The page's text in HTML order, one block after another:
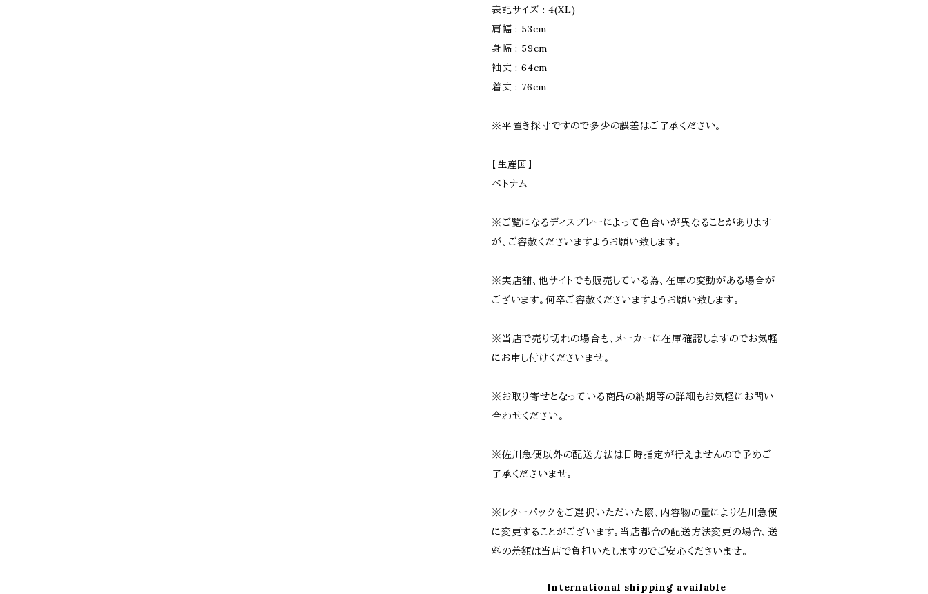
表記サイズ : 4(XL)
肩幅 : 53cm
身幅 : 59cm
袖丈 : 64cm
着丈 : 76cm
※平置き採寸ですので多少の誤差はご了承ください。
【生産国】
ベトナム
※ご覧になるディスプレーによって色合いが異なることがあります
が、ご容赦くださいますようお願い致します。
※実店舗、他サイトでも販売している為、在庫の変動がある場合が
ございます。何卒ご容赦くださいますようお願い致します。
※当店で売り切れの場合も、メーカーに在庫確認しますのでお気軽
にお申し付けくださいませ。
※お取り寄せとなっている商品の納期等の詳細もお気軽にお問い
合わせください。
※佐川急便以外の配送方法は日時指定が行えませんので予めご
了承くださいませ。
※レターパックをご選択いただいた際、内容物の量により佐川急便
に変更することがございます。当店都合の配送方法変更の場合、送
料の差額は当店で負担いたしますのでご安心くださいませ。
International shipping available